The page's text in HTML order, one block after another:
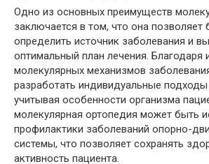
Одно из основных преимуществ
заключается в том, что она позволяет
определить источник заболевания и
оптимальный план лечения. Благодаря
молекулярных механизмов
разработать индивидуальные
учитывая особенности организма
молекулярная ортопедия может быть
профилактики заболеваний опорно-
системы, что позволяет сохранять
активность пациента.